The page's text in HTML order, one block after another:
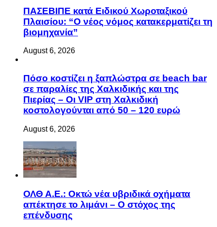
ΠΑΣΕΒΙΠΕ κατά Ειδικού Χωροταξικού
Πλαισίου: “Ο νέος νόμος κατακερματίζει τη
βιομηχανία”
August 6, 2026
Πόσο κοστίζει η ξαπλώστρα σε beach bar
σε παραλίες της Χαλκιδικής και της
Πιερίας – Οι VIP στη Χαλκιδική
κοστολογούνται από 50 – 120 ευρώ
August 6, 2026
ΟΛΘ Α.Ε.: Οκτώ νέα υβριδικά οχήματα
απέκτησε το λιμάνι – Ο στόχος της
επένδυσης